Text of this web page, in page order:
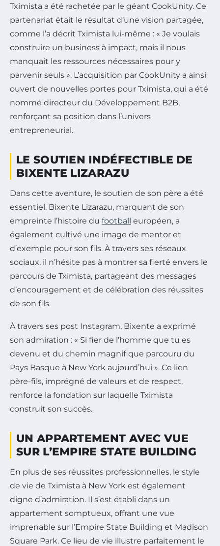
Tximista a été rachetée par le géant CookUnity. Ce
partenariat était le résultat d’une vision partagée,
comme l’a décrit Tximista lui-même : « Je voulais
construire un business à impact, mais il nous
manquait les ressources nécessaires pour y
parvenir seuls ». L’acquisition par CookUnity a ainsi
ouvert de nouvelles portes pour Tximista, qui a été
nommé directeur du Développement B2B,
renforçant sa position dans l’univers
entrepreneurial.
LE SOUTIEN INDÉFECTIBLE DE
BIXENTE LIZARAZU
Dans cette aventure, le soutien de son père a été
essentiel. Bixente Lizarazu, marquant de son
empreinte l’histoire du football européen, a
également cultivé une image de mentor et
d’exemple pour son fils. À travers ses réseaux
sociaux, il n’hésite pas à montrer sa fierté envers le
parcours de Tximista, partageant des messages
d’encouragement et de célébration des réussites
de son fils.
À travers ses post Instagram, Bixente a exprimé
son admiration : « Si fier de l’homme que tu es
devenu et du chemin magnifique parcouru du
Pays Basque à New York aujourd’hui ». Ce lien
père-fils, imprégné de valeurs et de respect,
renforce la fondation sur laquelle Tximista
construit son succès.
UN APPARTEMENT AVEC VUE
SUR L’EMPIRE STATE BUILDING
En plus de ses réussites professionnelles, le style
de vie de Tximista à New York est également
digne d’admiration. Il s’est établi dans un
appartement somptueux, offrant une vue
imprenable sur l’Empire State Building et Madison
Square Park. Ce lieu de vie illustre parfaitement le